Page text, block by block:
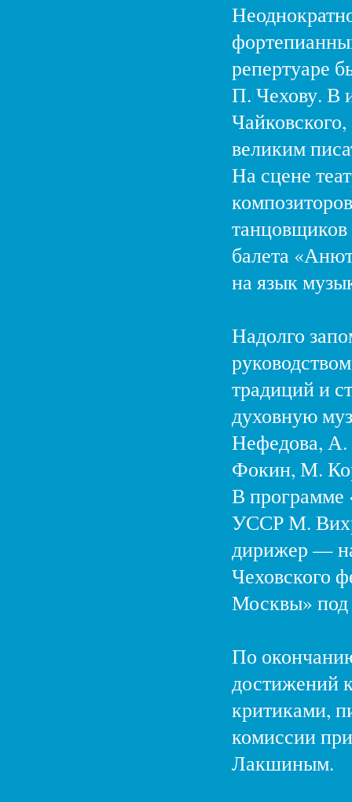
репертуаре
П. Чехову. В
великим
На сцене
балета
на язык
Надолго
традиций и
духовную
Нефедова,
Фокин, М.
В программе
УССР М.
дирижер —
Чеховского
Москвы» под
По
достижений
критиками,
комиссии
Лакшиным.